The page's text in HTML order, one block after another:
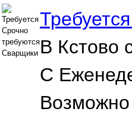
В Кстово
С